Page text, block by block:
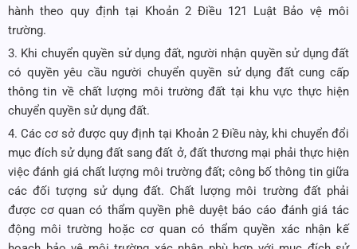
hành theo quy định tại Khoản 2 Điều 121 Luật Bảo vệ môi
trường.
3. Khi chuyển quyền sử dụng đất, người nhận quyền sử dụng đất
có quyền yêu cầu người chuyển quyền sử dụng đất cung cấp
thông tin về chất lượng môi trường đất tại khu vực thực hiện
chuyển quyền sử dụng đất.
4. Các cơ sở được quy định tại Khoản 2 Điều này, khi chuyển đổi
mục đích sử dụng đất sang đất ở, đất thương mại phải thực hiện
việc đánh giá chất lượng môi trường đất; công bố thông tin giữa
các đối tượng sử dụng đất. Chất lượng môi trường đất phải
được cơ quan có thẩm quyền phê duyệt báo cáo đánh giá tác
động môi trường hoặc cơ quan có thẩm quyền xác nhận kế